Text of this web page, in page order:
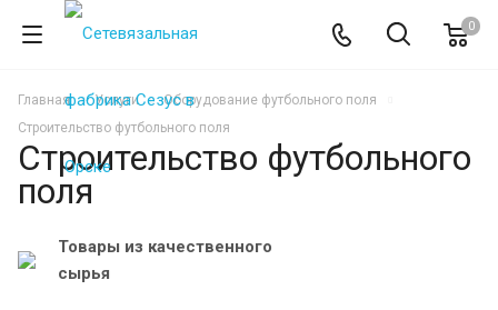
0
Главная Услуги
Оборудование футбольного поля
Строительство футбольного поля
Строительство футбольного
поля
Товары из качественного
сырья